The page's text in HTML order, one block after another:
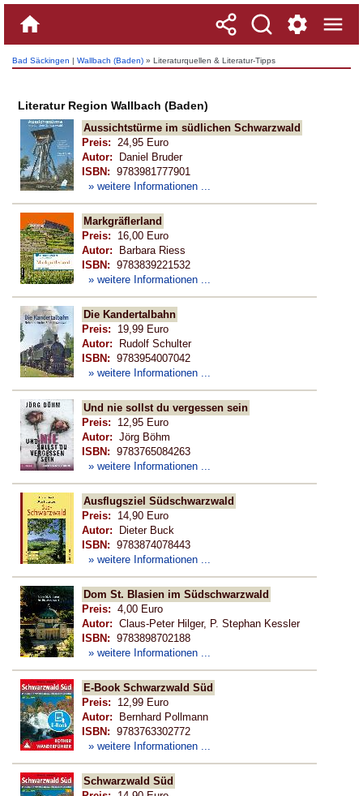
Bad Säckingen | Wallbach (Baden) » Literaturquellen & Literatur-Tipps
Literatur Region Wallbach (Baden)
Aussichtstürme im südlichen Schwarzwald
Preis: 24,95 Euro
Autor: Daniel Bruder
ISBN: 9783981777901
» weitere Informationen ...
Markgräflerland
Preis: 16,00 Euro
Autor: Barbara Riess
ISBN: 9783839221532
» weitere Informationen ...
Die Kandertalbahn
Preis: 19,99 Euro
Autor: Rudolf Schulter
ISBN: 9783954007042
» weitere Informationen ...
Und nie sollst du vergessen sein
Preis: 12,95 Euro
Autor: Jörg Böhm
ISBN: 9783765084263
» weitere Informationen ...
Ausflugsziel Südschwarzwald
Preis: 14,90 Euro
Autor: Dieter Buck
ISBN: 9783874078443
» weitere Informationen ...
Dom St. Blasien im Südschwarzwald
Preis: 4,00 Euro
Autor: Claus-Peter Hilger, P. Stephan Kessler
ISBN: 9783898702188
» weitere Informationen ...
E-Book Schwarzwald Süd
Preis: 12,99 Euro
Autor: Bernhard Pollmann
ISBN: 9783763302772
» weitere Informationen ...
Schwarzwald Süd